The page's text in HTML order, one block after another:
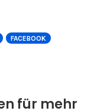
FACEBOOK
für mehr